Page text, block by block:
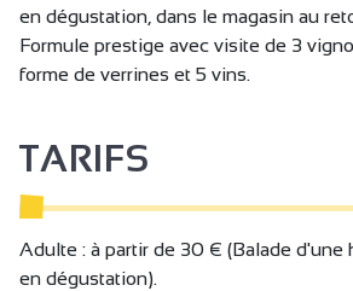
en dégustation, dans le magasin au
Formule prestige avec visite de 3
forme de verrines et 5 vins.
TARIFS
Adulte : à partir de 30 € (Balade d'une
en dégustation).